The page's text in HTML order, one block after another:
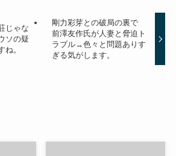
じゃな
ソの疑
。
剛力彩芽との破局の裏で
前澤友作氏が人妻と脅迫ト
ラブル→色々と問題ありす
ぎる気がします。